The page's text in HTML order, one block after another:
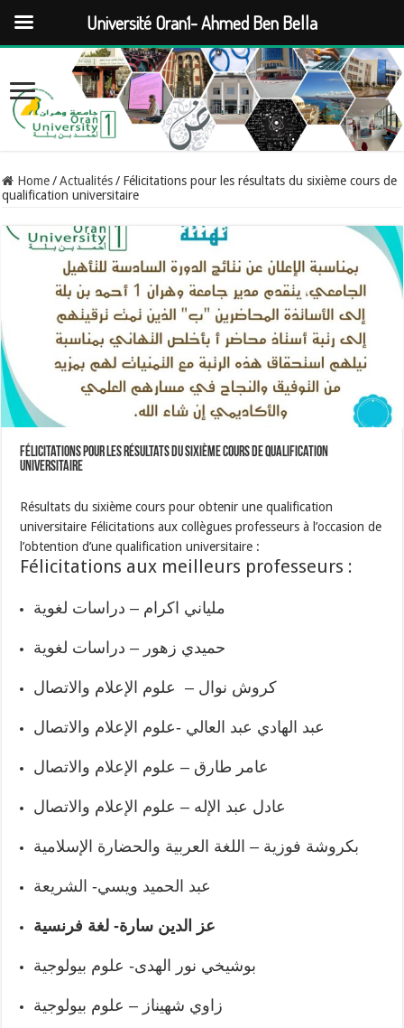
Home / Actualités / Félicitations pour les résultats du sixième cours de
qualification universitaire
Félicitations pour les résultats du sixième cours de qualification
universitaire
Résultats du sixième cours pour obtenir une qualification
universitaire Félicitations aux collègues professeurs à l’occasion de
l’obtention d’une qualification universitaire :
Félicitations aux meilleurs professeurs :
ملياني اكرام – دراسات لغوية
حميدي زهور – دراسات لغوية
كروش نوال – علوم الإعلام والاتصال
عبد الهادي عبد العالي -علوم الإعلام والاتصال
عامر طارق – علوم الإعلام والاتصال
عادل عبد الإله – علوم الإعلام والاتصال
بكروشة فوزية – اللغة العربية والحضارة الإسلامية
عبد الحميد ويسي- الشريعة
عز الدين سارة- لغة فرنسية
بوشيخي نور الهدى- علوم بيولوجية
زاوي شهيناز – علوم بيولوجية
Université Oran1- Ahmed Ben Bella